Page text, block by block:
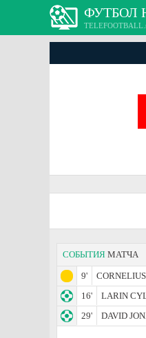
ФУТБОЛ
СОБЫТИЯ МАТЧА
9'
16'
LARIN
29'
DAVID